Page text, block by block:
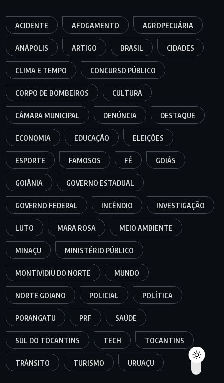
ACIDENTE AFOGAMENTO AGROPECUÁRIA
ANÁPOLIS ARTIGO BRASIL CIDADES
CLIMA E TEMPO CONCURSO PÚBLICO
CORPO DE BOMBEIROS CULTURA
CÂMARA MUNICIPAL DENÚNCIA DESTAQUE
ECONOMIA EDUCAÇÃO ELEIÇÕES
ESPORTE FAMOSOS FÉ GOIÁS
GOIÂNIA GOVERNO ESTADUAL
GOVERNO FEDERAL INCÊNDIO INVESTIGAÇÃO
LUTO MARA ROSA MEIO AMBIENTE
MINAÇU MINISTÉRIO PÚBLICO
MONTIVIDIU DO NORTE MUNDO
NORTE GOIANO POLICIAL POLÍTICA
PORANGATU PRF SAÚDE
SUL DO TOCANTINS TECH TOCANTINS
TRÂNSITO TURISMO URUAÇU